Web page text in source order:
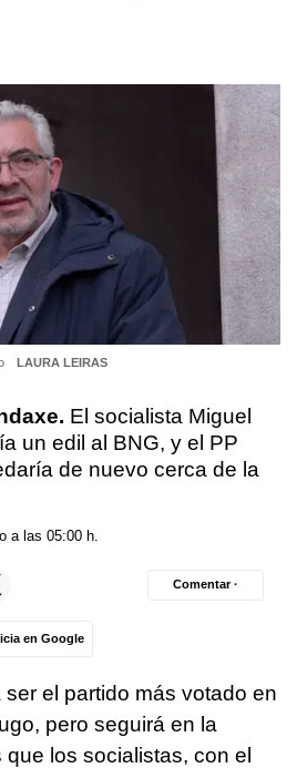
LAURA LEIRAS
El socialista Miguel
un edil al BNG, y el PP
de nuevo cerca de la
a las 05:00 h.
en Google
Comentar ·
el partido más votado en
pero seguirá en la
los socialistas, con el